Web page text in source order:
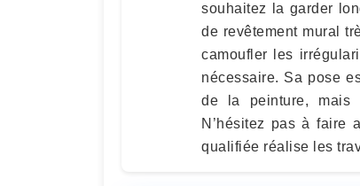
souhaitez la garder
de revêtement mural
camoufler les
nécessaire. Sa pose
de la peinture, mais
N’hésitez pas à faire
qualifiée réalise les